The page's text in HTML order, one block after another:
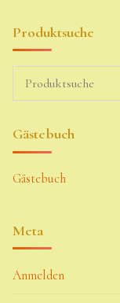
Produktsuche
Gästebuch
Gästebuch
Meta
Anmelden